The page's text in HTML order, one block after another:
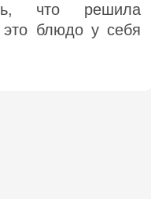
что решила
это блюдо у себя